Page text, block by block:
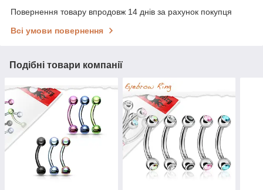
Повернення товару впродовж 14 днів за рахунок покупця
Всі умови повернення
Подібні товари компанії